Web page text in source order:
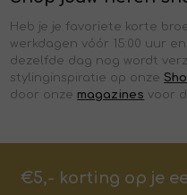
Heb je je favoriete korte
werkdagen vóór 15:00 uur
dezelfde dag nog wordt
stylinginspiratie op onze
door onze magazines voor
€5,- korting op je